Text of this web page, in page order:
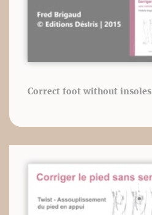
Correct foot without insoles